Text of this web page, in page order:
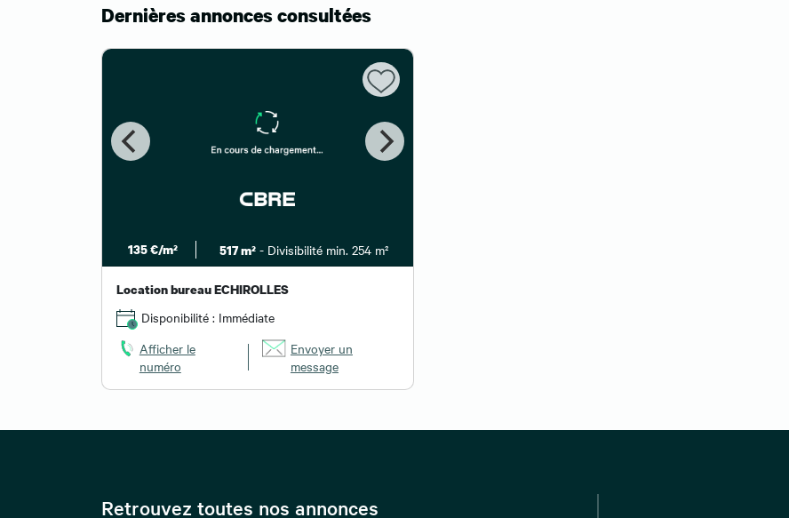
Dernières annonces consultées
135 €/m² 517 m²- Divisibilité min. 254 m²
Location bureau ECHIROLLES
Disponibilité : Immédiate
Afficher le
numéro
Envoyer un
message
Retrouvez toutes nos annonces